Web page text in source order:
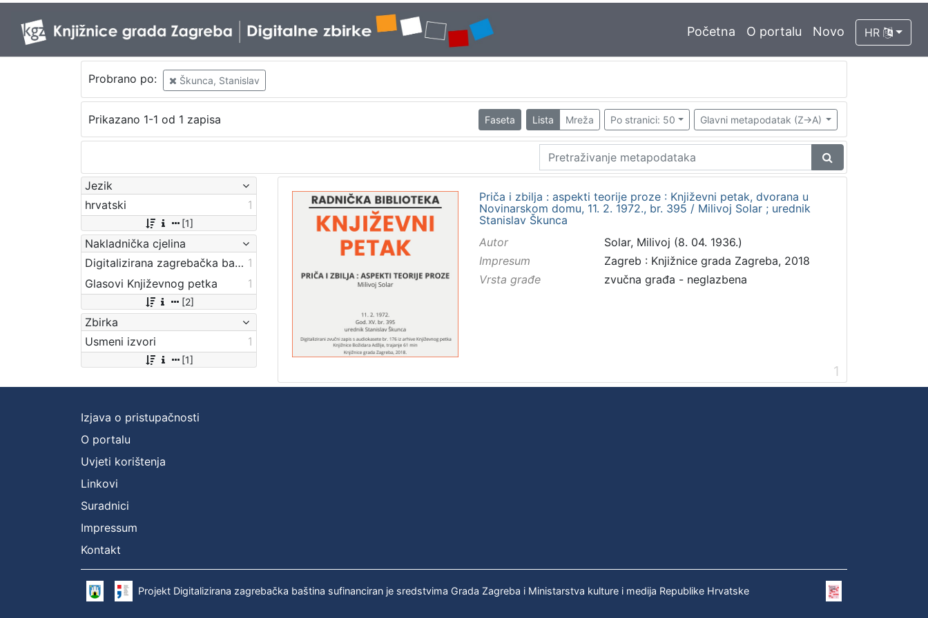
Početna O portalu Novo HR
Probrano po: Škunca, Stanislav
Prikazano 1-1 od 1 zapisa Faseta Lista Mreža Po stranici: 50 Glavni metapodatak (Z->A)
Jezik
hrvatski
1
[1]
Nakladnička cjelina
Digitalizirana zagrebačka baština 1
Glasovi Književnog petka
1
[2]
Zbirka
Usmeni izvori
1
[1]
Priča i zbilja : aspekti teorije proze : Književni petak, dvorana u
Novinarskom domu, 11. 2. 1972., br. 395 / Milivoj Solar ; urednik
Stanislav Škunca
Autor
Solar, Milivoj (8. 04. 1936.)
Impresum
Zagreb : Knjižnice grada Zagreba, 2018
Vrsta građe
zvučna građa - neglazbena
1
Izjava o pristupačnosti
O portalu
Uvjeti korištenja
Linkovi
Suradnici
Impressum
Kontakt
Projekt Digitalizirana zagrebačka baština sufinanciran je sredstvima Grada Zagreba i Ministarstva kulture i medija Republike Hrvatske